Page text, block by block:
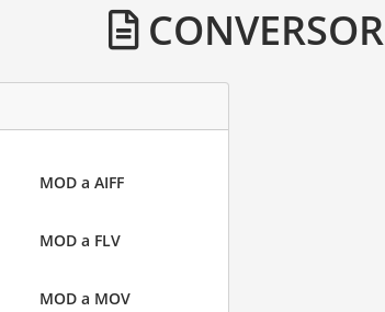
CONVERSOR
MOD a AIFF
MOD a FLV
MOD a MOV